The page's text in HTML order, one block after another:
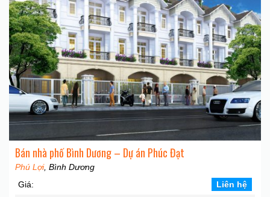
Bán nhà phố Bình Dương – Dự án Phúc Đạt
Phú Lợi, Bình Dương
Giá:
Liên hệ